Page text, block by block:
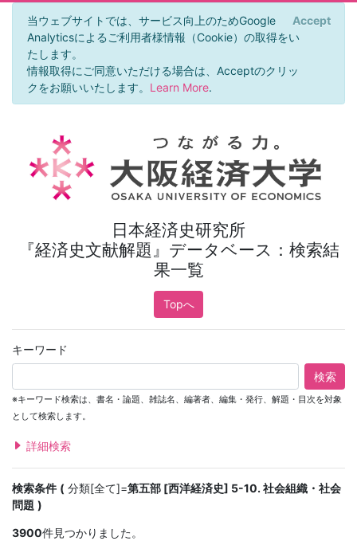
当ウェブサイトでは、サービス向上のためGoogle
Analyticsによるご利用者様情報（Cookie）の取得をい
たします。
情報取得にご同意いただける場合は、Acceptのクリッ
クをお願いいたします。 Learn More.
Accept
日本経済史研究所
『経済史文献解題』データベース：検索結
果一覧
Topへ
キーワード
検索
※キーワード検索は、書名・論題、雑誌名、編著者、編集・発行、解題・目次を対象
として検索します。
詳細検索
検索条件 分類[全て]=第五部 [西洋経済史] 5-10. 社会組織・社会
問題
3900件見つかりました。
×